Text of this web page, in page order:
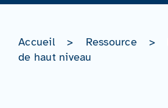
Accueil > Ressource >
de haut niveau